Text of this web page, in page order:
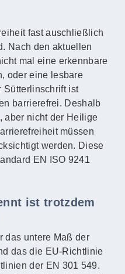
fast auschließlich
Nach den aktuellen
mal eine erkennbare
oder eine lesbare
Sütterlinschrift ist
barrierefrei. Deshalb
aber nicht der Heilige
müssen
werden. Diese
EN ISO 9241
ist trotzdem
das untere Maß der
das die EU-Richtlinie
der EN 301 549.